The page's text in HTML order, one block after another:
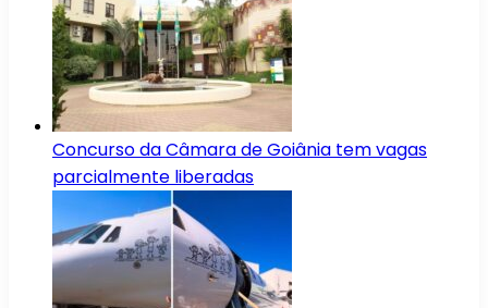
Concurso da Câmara de Goiânia tem vagas
parcialmente liberadas